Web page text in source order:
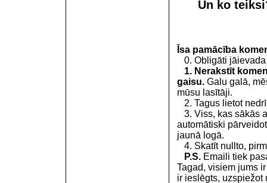
Un ko
Īsa pamācība
0. Obligāti jāievada
1. Nerakstīt
gaisu. Galu galā,
mūsu lasītāji.
2. Tagus lietot
3. Viss, kas sākās
automātiski
jaunā logā.
4. Skatīt nullto,
P.S. Emaili tiek
Tagad, visiem jums
ir ieslēgts, uzspiežot